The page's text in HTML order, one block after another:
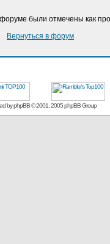
были отмечены как
Вернуться в форум
byphpBB© 2001, 2005 phpBB Group